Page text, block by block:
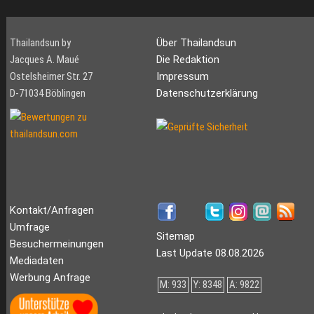
Thailandsun by
Jacques A. Maué
Ostelsheimer Str. 27
D-71034 Böblingen
Über Thailandsun
Die Redaktion
Impressum
Datenschutzerklärung
Kontakt/Anfragen
Umfrage
Besuchermeinungen
Mediadaten
Werbung Anfrage
Sitemap
Last Update 08.08.2026
M: 933 Y: 8348 A: 9822